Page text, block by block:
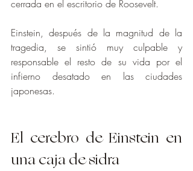
cerrada en el escritorio de Roosevelt.
Einstein, después de la magnitud de la
tragedia, se sintió muy culpable y
responsable el resto de su vida por el
infierno desatado en las ciudades
japonesas.
El cerebro de Einstein en
una caja de sidra